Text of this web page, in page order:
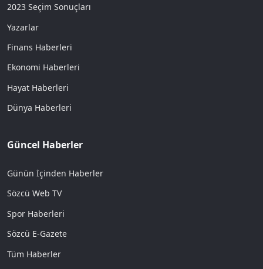
2023 Seçim Sonuçları
Yazarlar
Finans Haberleri
Ekonomi Haberleri
Hayat Haberleri
Dünya Haberleri
Güncel Haberler
Günün İçinden Haberler
Sözcü Web TV
Spor Haberleri
Sözcü E-Gazete
Tüm Haberler